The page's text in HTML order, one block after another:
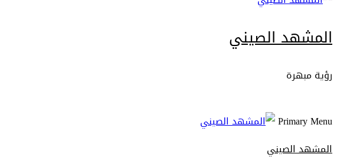
المشهد الصيني
رؤية مبهرة
Primary Menu
المشهد الصيني